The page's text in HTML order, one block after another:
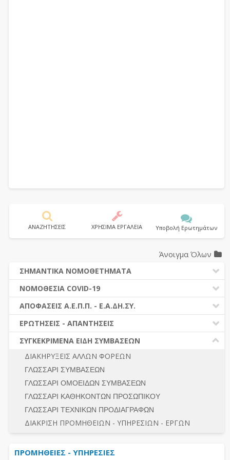
ΑΝΑΖΗΤΗΣΕΙΣ ΧΡΗΣΙΜΑ ΕΡΓΑΛΕΙΑ Υποβολή Ερωτημάτων
Άνοιγμα Όλων
ΣΗΜΑΝΤΙΚΑ ΝΟΜΟΘΕΤΗΜΑΤΑ
ΔΗΜΟΣΙΕΣ ΣΥΜΒΑΣΕΙΣ (Ν. 4412/2016)
ΔΗΜΟΤΙΚΟΣ ΚΩΔΙΚΑΣ (Ν.3463/2006)
ΚΑΛΛΙΚΡΑΤΗΣ (Ν.3852/2010)
ΝΟΜΟΘΕΣΙΑ - ΝΟΜΟΛΟΓΙΑ (ΣΥΝΟΛΟ)
ΝΟΜΟΘΕΣΙΑ COVID-19
ΝΟΜΟΘΕΣΙΑ - ΝΟΜΟΛΟΓΙΑ COVID -19
ΕΡΩΤΗΣΕΙΣ - ΑΠΑΝΤΗΣΕΙΣ
ΑΠΟΦΑΣΕΙΣ Α.Ε.Π.Π. - Ε.Α.ΔΗ.ΣΥ.
ΠΡΟΔΙΚΑΣΤΙΚΗ ΠΡΟΣΦΥΓΗ
ΓΕΝΙΚΟΙ ΚΑΝΟΝΕΣ
ΔΙΚΑΙΟΥΜΕΝΟΙ ΣΥΜΜΕΤΟΧΗΣ
ΠΡΟΣΦΟΡΕΣ – ΔΙΚΑΙΟΛΟΓΗΤΙΚΑ ΣΥΜΜΕΤΟΧΗΣ
ΔΙΕΞΑΓΩΓΗ ΔΙΑΔΙΚΑΣΙΑΣ
ΕΣΗΔΗΣ – ΚΗΜΔΗΣ
ΠΕΡΙΛΗΨΕΙΣ ΑΠΟΦΑΣΕΩΝ Α.Ε.Π.Π. - Ε.Α.ΔΗ.ΣΥ.
ΣΥΝΟΛΟ
ΕΡΩΤΗΣΕΙΣ - ΑΠΑΝΤΗΣΕΙΣ
Ν. 4782/2021 - ΤΡΟΠΟΠΟΙΗΣΗ 4412/2016
ΔΙΕΞΑΓΩΓΗ ΔΙΑΔΙΚΑΣΙΑΣ
ΔΙΑΔΙΚΑΣΙΕΣ ΑΝΑΘΕΣΗΣ
ΓΕΝΙΚΟΙ ΚΑΝΟΝΕΣ
ΠΡΟΕΤΟΙΜΑΣΙΑ - ΔΗΜΟΣΙΟΤΗΤΑ
ΛΟΓΟΙ ΑΠΟΚΛΕΙΣΜΟΥ-ΔΙΚΑΙΟΥΜΕΝΟΙ ΣΥΜΜΕΤΟΧΗΣ
ΠΡΟΣΦΟΡΕΣ - ΔΙΚΑΙΟΛΟΓΗΤΙΚΑ ΣΥΜΜΕΤΟΧΗΣ
ΣΥΓΚΕΚΡΙΜΕΝΑ ΕΙΔΗ ΣΥΜΒΑΣΕΩΝ
ΔΙΑΚΗΡΥΞΕΙΣ ΑΛΛΩΝ ΦΟΡΕΩΝ
ΓΛΩΣΣΑΡΙ ΣΥΜΒΑΣΕΩΝ
ΓΛΩΣΣΑΡΙ ΟΜΟΕΙΔΩΝ ΣΥΜΒΑΣΕΩΝ
ΓΛΩΣΣΑΡΙ ΚΑΘΗΚΟΝΤΩΝ ΠΡΟΣΩΠΙΚΟΥ
ΓΛΩΣΣΑΡΙ ΤΕΧΝΙΚΩΝ ΠΡΟΔΙΑΓΡΑΦΩΝ
ΔΙΑΚΡΙΣΗ ΠΡΟΜΗΘΕΙΩΝ - ΥΠΗΡΕΣΙΩΝ - ΕΡΓΩΝ
ΠΡΟΜΗΘΕΙΕΣ - ΥΠΗΡΕΣΙΕΣ